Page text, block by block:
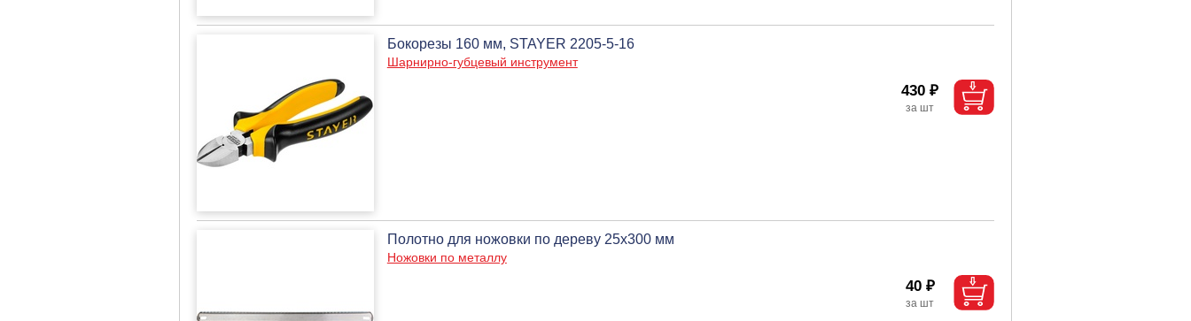
Бокорезы 160 мм, STAYER 2205-5-16
Шарнирно-губцевый инструмент
430 ₽
Полотно для ножовки по дереву 25x300 мм
Ножовки по металлу
40 ₽